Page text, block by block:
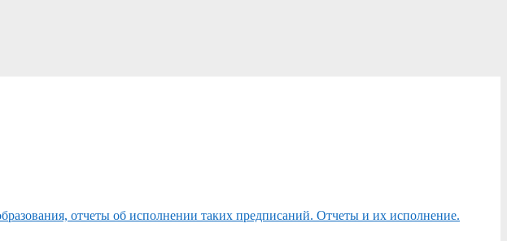
отчеты об исполнении таких предписаний. Отчеты и их исполнение.